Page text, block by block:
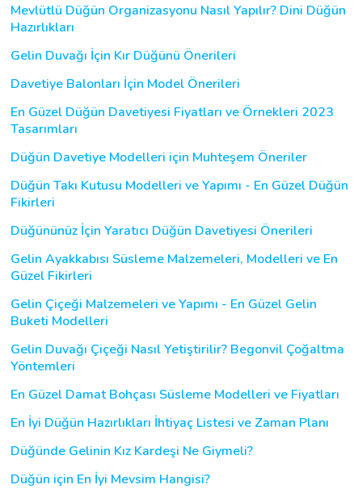
Mevlütlü Düğün Organizasyonu Nasıl Yapılır? Dini Düğün
Hazırlıkları
Gelin Duvağı İçin Kır Düğünü Önerileri
Davetiye Balonları İçin Model Önerileri
En Güzel Düğün Davetiyesi Fiyatları ve Örnekleri 2023
Tasarımları
Düğün Davetiye Modelleri için Muhteşem Öneriler
Düğün Takı Kutusu Modelleri ve Yapımı - En Güzel Düğün
Fikirleri
Düğününüz İçin Yaratıcı Düğün Davetiyesi Önerileri
Gelin Ayakkabısı Süsleme Malzemeleri, Modelleri ve En
Güzel Fikirleri
Gelin Çiçeği Malzemeleri ve Yapımı - En Güzel Gelin
Buketi Modelleri
Gelin Duvağı Çiçeği Nasıl Yetiştirilir? Begonvil Çoğaltma
Yöntemleri
En Güzel Damat Bohçası Süsleme Modelleri ve Fiyatları
En İyi Düğün Hazırlıkları İhtiyaç Listesi ve Zaman Planı
Düğünde Gelinin Kız Kardeşi Ne Giymeli?
Düğün için En İyi Mevsim Hangisi?